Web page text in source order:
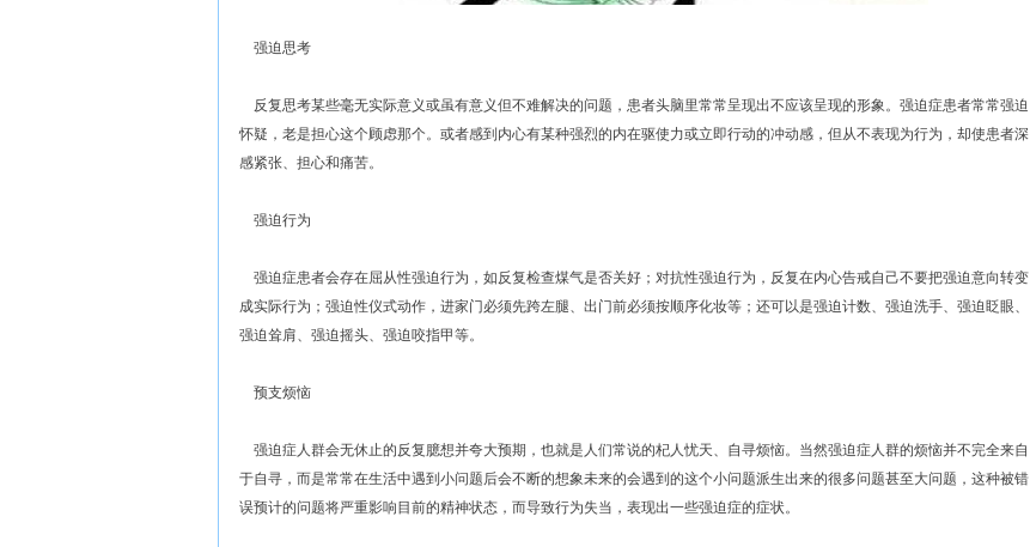
强迫思考
反复思考某些毫无实际意义或虽有意义但不难解决的问题，患者头脑里常常呈现出不应该呈现的形象。强迫症患者常常强迫
怀疑，老是担心这个顾虑那个。或者感到内心有某种强烈的内在驱使力或立即行动的冲动感，但从不表现为行为，却使患者深
感紧张、担心和痛苦。
强迫行为
强迫症患者会存在屈从性强迫行为，如反复检查煤气是否关好；对抗性强迫行为，反复在内心告戒自己不要把强迫意向转变
成实际行为；强迫性仪式动作，进家门必须先跨左腿、出门前必须按顺序化妆等；还可以是强迫计数、强迫洗手、强迫眨眼、
强迫耸肩、强迫摇头、强迫咬指甲等。
预支烦恼
强迫症人群会无休止的反复臆想并夸大预期，也就是人们常说的杞人忧天、自寻烦恼。当然强迫症人群的烦恼并不完全来自
于自寻，而是常常在生活中遇到小问题后会不断的想象未来的会遇到的这个小问题派生出来的很多问题甚至大问题，这种被错
误预计的问题将严重影响目前的精神状态，而导致行为失当，表现出一些强迫症的症状。